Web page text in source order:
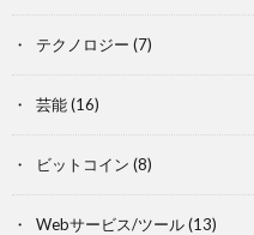
テクノロジー (7)
芸能(16)
ビットコイン (8)
Webサービス/ツール(13)